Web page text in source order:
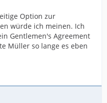
Option zur
würde ich meinen. Ich
Gentlemen's Agreement
Müller so lange es eben